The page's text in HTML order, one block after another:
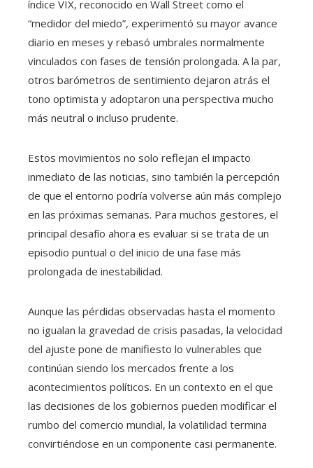
índice VIX, reconocido en Wall Street como el
“medidor del miedo”, experimentó su mayor avance
diario en meses y rebasó umbrales normalmente
vinculados con fases de tensión prolongada. A la par,
otros barómetros de sentimiento dejaron atrás el
tono optimista y adoptaron una perspectiva mucho
más neutral o incluso prudente.
Estos movimientos no solo reflejan el impacto
inmediato de las noticias, sino también la percepción
de que el entorno podría volverse aún más complejo
en las próximas semanas. Para muchos gestores, el
principal desafío ahora es evaluar si se trata de un
episodio puntual o del inicio de una fase más
prolongada de inestabilidad.
Aunque las pérdidas observadas hasta el momento
no igualan la gravedad de crisis pasadas, la velocidad
del ajuste pone de manifiesto lo vulnerables que
continúan siendo los mercados frente a los
acontecimientos políticos. En un contexto en el que
las decisiones de los gobiernos pueden modificar el
rumbo del comercio mundial, la volatilidad termina
convirtiéndose en un componente casi permanente.